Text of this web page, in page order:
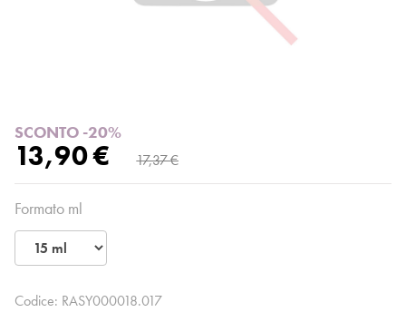
SCONTO -20%
13,90 € 17,37 €
Formato ml
Codice: RASY000018.017